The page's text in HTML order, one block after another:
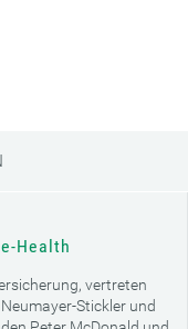
Health
vertreten
Stickler und